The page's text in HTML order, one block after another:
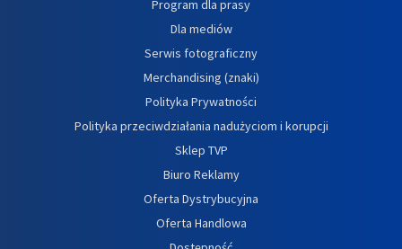
Program dla prasy
Dla mediów
Serwis fotograficzny
Merchandising (znaki)
Polityka Prywatności
Polityka przeciwdziałania nadużyciom i korupcji
Sklep TVP
Biuro Reklamy
Oferta Dystrybucyjna
Oferta Handlowa